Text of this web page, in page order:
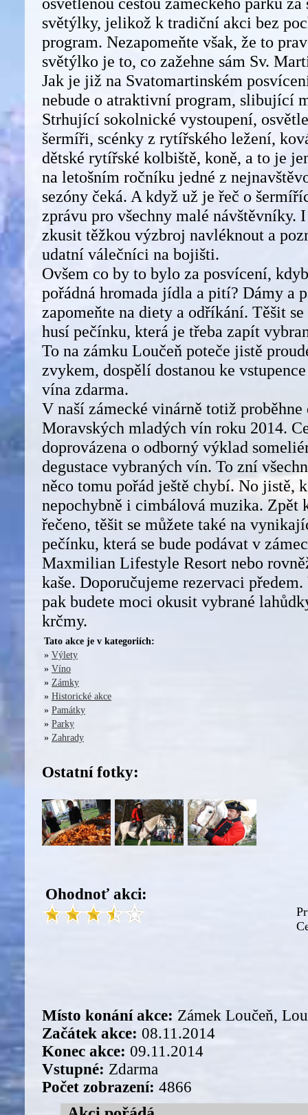
světýlky, jelikož k tradiční akci bez
program. Nezapomeňte však, že to
světýlko je to, co zažehne sám Sv.
Jak je již na Svatomartinském
nebude o atraktivní program, slibující
Strhující sokolnické vystoupení,
šermíři, scénky z rytířského ležení,
dětské rytířské kolbiště, koně, a to je
na letošním ročníku jedné z
sezóny čeká. A když už je řeč o
zprávu pro všechny malé návštěvníky.
zkusit těžkou výzbroj navléknout a
udatní válečníci na bojišti.
Ovšem co by to bylo za posvícení,
pořádná hromada jídla a pití? Dámy a
zapomeňte na diety a odříkání. Těšit
husí pečínku, která je třeba zapít
To na zámku Loučeň poteče jistě
zvykem, dospělí dostanou ke
vína zdarma.
V naší zámecké vinárně totiž proběhne
Moravských mladých vín roku 2014.
doprovázena o odborný výklad
degustace vybraných vín. To zní
něco tomu pořád ještě chybí. No jistě,
nepochybně i cimbálová muzika.
řečeno, těšit se můžete také na
pečínku, která se bude podávat v
Maxmilian Lifestyle Resort nebo
kaše. Doporučujeme rezervaci
pak budete moci okusit vybrané
krčmy.
Tato akce je v kategoriích:
» Výlety
» Víno
» Zámky
» Historické akce
» Památky
» Parky
» Zahrady
Ostatní fotky:
Ohodnoť akci:
Místo konání akce: Zámek Loučeň,
Začátek akce: 08.11.2014
Konec akce: 09.11.2014
Vstupné: Zdarma
Počet zobrazení: 4866